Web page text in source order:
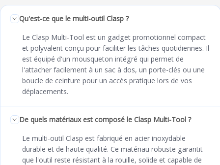
Qu'est-ce que le multi-outil Clasp ?
Le Clasp Multi-Tool est un gadget promotionnel compact
et polyvalent conçu pour faciliter les tâches quotidiennes. Il
est équipé d'un mousqueton intégré qui permet de
l'attacher facilement à un sac à dos, un porte-clés ou une
boucle de ceinture pour un accès pratique lors de vos
déplacements.
De quels matériaux est composé le Clasp Multi-Tool ?
Le multi-outil Clasp est fabriqué en acier inoxydable
durable et de haute qualité. Ce matériau robuste garantit
que l'outil reste résistant à la rouille, solide et capable de